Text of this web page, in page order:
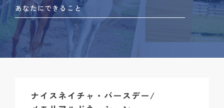
あなたにできること